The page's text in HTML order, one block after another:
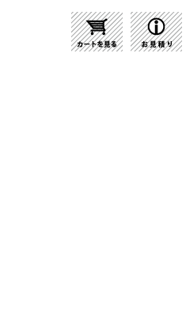
品紹介 | 照明器具の通販・インテリア照明